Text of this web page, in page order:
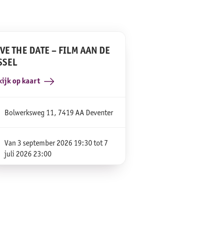
THE DATE – FILM AAN DE
op kaart
Bolwerksweg 11, 7419 AA Deventer
Van 3 september 2026 19:30 tot 7
juli 2026 23:00